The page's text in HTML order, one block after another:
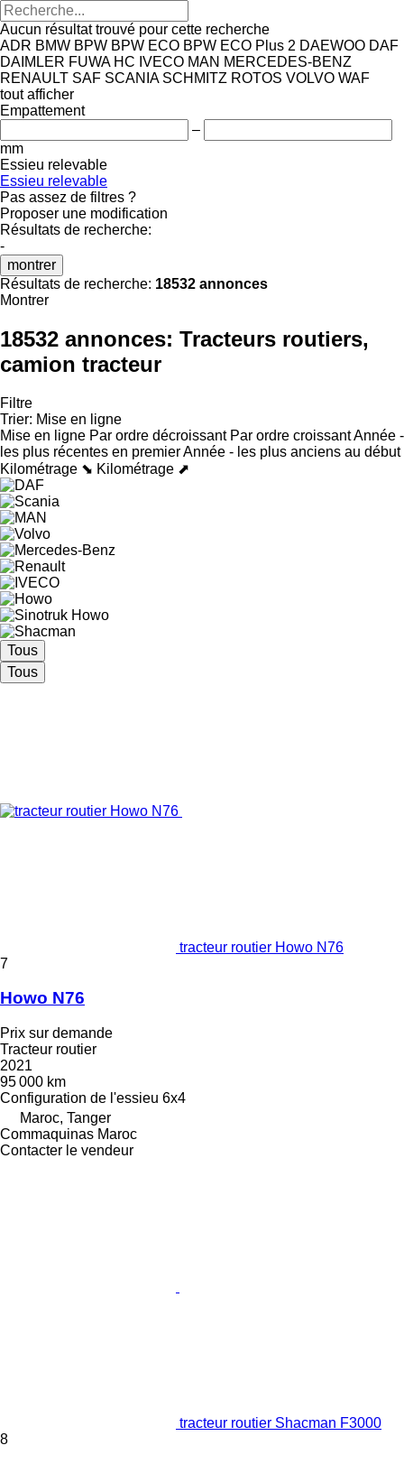
Aucun résultat trouvé pour cette recherche
ADR BMW BPW BPW ECO BPW ECO Plus 2 DAEWOO DAF
DAIMLER FUWA HC IVECO MAN MERCEDES-BENZ
RENAULT SAF SCANIA SCHMITZ ROTOS VOLVO WAF
tout afficher
Empattement
–
mm
Essieu relevable
Essieu relevable
Pas assez de filtres ?
Proposer une modification
Résultats de recherche:
-
montrer
Résultats de recherche: 18532 annonces
Montrer
18532 annonces: Tracteurs routiers,
camion tracteur
Filtre
Trier: Mise en ligne
Mise en ligne Par ordre décroissant Par ordre croissantAnnée -
les plus récentes en premierAnnée - les plus anciens au début
Kilométrage ⬊ Kilométrage ⬈
Tous
Tous
tracteur routier Howo N76
7
Howo N76
Prix sur demande
Tracteur routier
2021
95 000 km
Configuration de l'essieu 6x4
Maroc, Tanger
Commaquinas Maroc
Contacter le vendeur
tracteur routier Shacman F3000
8